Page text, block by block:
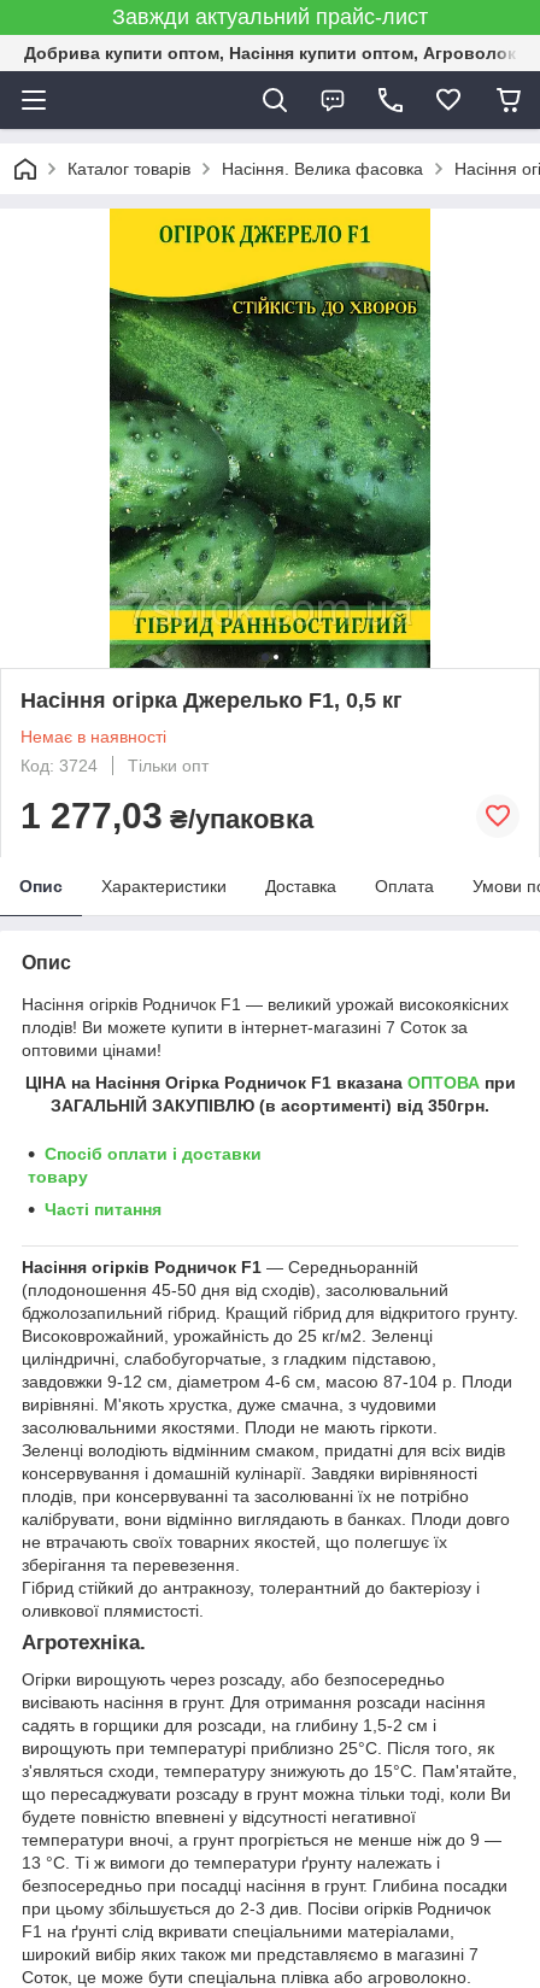
Завжди актуальний прайс-лист
Добрива купити оптом, Насіння купити оптом,
Каталог товарів Насіння. Велика фасовка Насіння
Насіння огірка Джерелько F1, 0,5 кг
Немає в наявності
Код: 3724
Тільки опт
1 277,03 ₴/упаковка
Опис Характеристики Доставка Оплата Умови
Опис
Насіння огірків Родничок F1 ― великий урожай високоякісних
плодів! Ви можете купити в інтернет-магазині 7 Соток за
оптовими цінами!
ЦІНА на Насіння Огірка Родничок F1 вказана ОПТОВАпри
ЗАГАЛЬНІЙ ЗАКУПІВЛЮ (в асортименті) від 350грн.
Спосіб оплати і доставки
товару
Часті питання
Насіння огірків Родничок F1 ― Середньоранній
(плодоношення 45-50 дня від сходів), засолювальний
бджолозапильний гібрид. Кращий гібрид для відкритого грунту.
Високоврожайний, урожайність до 25 кг/м2. Зеленці
циліндричні, слабобугорчатые, з гладким підставою,
завдовжки 9-12 см, діаметром 4-6 см, масою 87-104 р. Плоди
вирівняні. М'якоть хрустка, дуже смачна, з чудовими
засолювальними якостями. Плоди не мають гіркоти.
Зеленці володіють відмінним смаком, придатні для всіх видів
консервування і домашній кулінарії. Завдяки вирівняності
плодів, при консервуванні та засолюванні їх не потрібно
калібрувати, вони відмінно виглядають в банках. Плоди довго
не втрачають своїх товарних якостей, що полегшує їх
зберігання та перевезення.
Гібрид стійкий до антракнозу, толерантний до бактеріозу і
оливкової плямистості.
Агротехніка.
Огірки вирощують через розсаду, або безпосередньо
висівають насіння в грунт. Для отримання розсади насіння
садять в горщики для розсади, на глибину 1,5-2 см і
вирощують при температурі приблизно 25°С. Після того, як
з'являться сходи, температуру знижують до 15°С. Пам'ятайте,
що пересаджувати розсаду в грунт можна тільки тоді, коли Ви
будете повністю впевнені у відсутності негативної
температури вночі, а грунт прогріється не менше ніж до 9 ―
13 °С. Ті ж вимоги до температури ґрунту належать і
безпосередньо при посадці насіння в грунт. Глибина посадки
при цьому збільшується до 2-3 див. Посіви огірків Родничок
F1 на ґрунті слід вкривати спеціальними матеріалами,
широкий вибір яких також ми представляємо в магазині 7
Соток, це може бути спеціальна плівка або агроволокно.